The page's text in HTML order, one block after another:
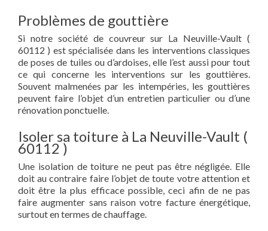
Problèmes de gouttière
Si notre société de couvreur sur La Neuville-Vault (
60112 ) est spécialisée dans les interventions classiques
de poses de tuiles ou d’ardoises, elle l’est aussi pour tout
ce qui concerne les interventions sur les gouttières.
Souvent malmenées par les intempéries, les gouttières
peuvent faire l’objet d’un entretien particulier ou d’une
rénovation ponctuelle.
Isoler sa toiture à La Neuville-Vault (
60112 )
Une isolation de toiture ne peut pas être négligée. Elle
doit au contraire faire l’objet de toute votre attention et
doit être la plus efficace possible, ceci afin de ne pas
faire augmenter sans raison votre facture énergétique,
surtout en termes de chauffage.